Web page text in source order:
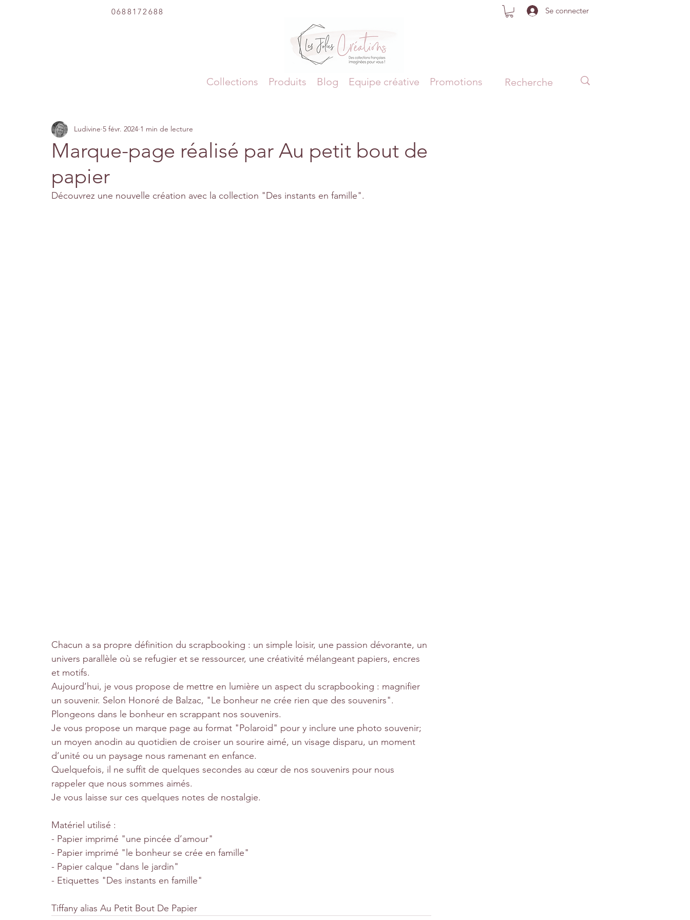
0688172688 Se connecter
Collections Produits Blog Equipe créative Promotions
Marque-page réalisé par Au petit bout de
papier
Ludivine 5 févr. 2024 1 min de lecture
Découvrez une nouvelle création avec la collection "Des instants en famille".
Chacun a sa propre définition du scrapbooking : un simple loisir, une passion dévorante, un
univers parallèle où se refugier et se ressourcer, une créativité mélangeant papiers, encres
et motifs.
Aujourd’hui, je vous propose de mettre en lumière un aspect du scrapbooking : magnifier
un souvenir. Selon Honoré de Balzac, "Le bonheur ne crée rien que des souvenirs".
Plongeons dans le bonheur en scrappant nos souvenirs.
Je vous propose un marque page au format "Polaroid" pour y inclure une photo souvenir;
un moyen anodin au quotidien de croiser un sourire aimé, un visage disparu, un moment
d’unité ou un paysage nous ramenant en enfance.
Quelquefois, il ne suffit de quelques secondes au cœur de nos souvenirs pour nous
rappeler que nous sommes aimés.
Je vous laisse sur ces quelques notes de nostalgie.
Matériel utilisé :
- Papier imprimé "une pincée d’amour"
- Papier imprimé "le bonheur se crée en famille"
- Papier calque "dans le jardin"
- Etiquettes "Des instants en famille"
Tiffany alias Au Petit Bout De Papier